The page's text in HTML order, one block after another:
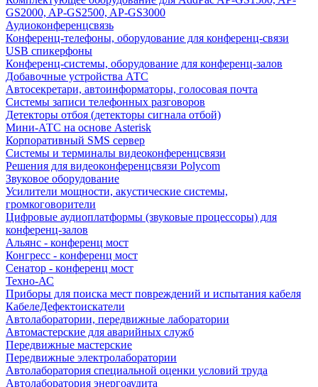
GS2000, AP-GS2500, AP-GS3000
Аудиоконференцсвязь
Конференц-телефоны, оборудование для конференц-связи
USB спикерфоны
Конференц-системы, оборудование для конференц-залов
Добавочные устройства АТС
Автосекретари, автоинформаторы, голосовая почта
Системы записи телефонных разговоров
Детекторы отбоя (детекторы сигнала отбой)
Мини-АТС на основе Asterisk
Корпоративный SMS сервер
Системы и терминалы видеоконференцсвязи
Решения для видеоконференцсвязи Polycom
Звуковое оборудование
Усилители мощности, акустические системы,
громкоговорители
Цифровые аудиоплатформы (звуковые процессоры) для
конференц-залов
Альянс - конференц мост
Конгресс - конференц мост
Сенатор - конференц мост
Техно-АС
Приборы для поиска мест повреждений и испытания кабеля
КабелеДефектоискатели
Автолаборатории, передвижные лаборатории
Автомастерские для аварийных служб
Передвижные мастерские
Передвижные электролаборатории
Автолаборатория специальной оценки условий труда
Автолаборатория энергоаудита